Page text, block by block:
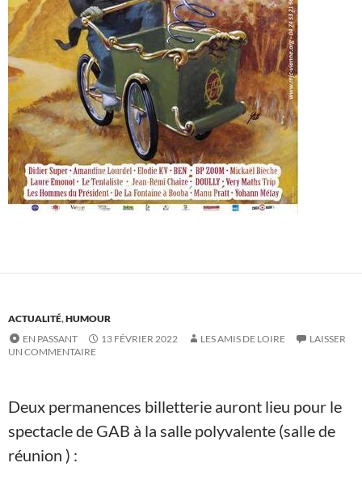
ACTUALITÉ,HUMOUR
EN PASSANT
13 FÉVRIER 2022 LES AMIS DE LOIRE
LAISSER
UN COMMENTAIRE
Deux permanences billetterie auront lieu pour le
spectacle de GAB à la salle polyvalente (salle de
réunion ) :